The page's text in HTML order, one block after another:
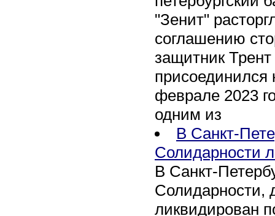
"Зенит"
соглашению
защитник
присоединился
феврале 2023
одним из
В Санкт-
Солидарности
В Санкт-
Солидарности,
ликвидирован